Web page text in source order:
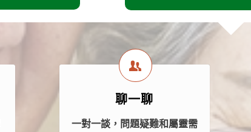
聊一聊
一對一談，問題疑難和屬靈需